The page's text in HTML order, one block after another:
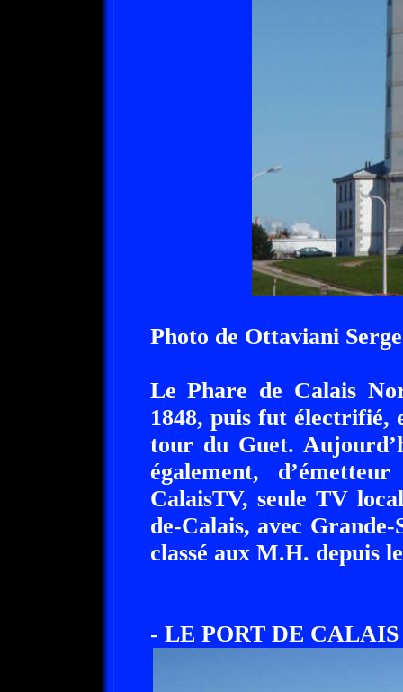
Photo de Ottaviani Serge
Le Phare de Calais
1848, puis fut électrifié,
tour du Guet.
également,
CalaisTV, seule TV
de-Calais, avec
classé aux M.H. depuis
- LE PORT DE